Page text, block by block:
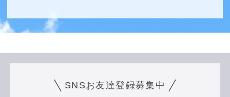
SNSお友達登録募集中